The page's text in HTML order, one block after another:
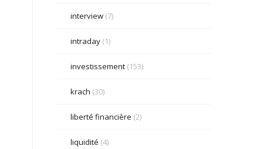
interview(7)
intraday(1)
investissement(153)
krach (30)
liberté financière (2)
liquidité (4)